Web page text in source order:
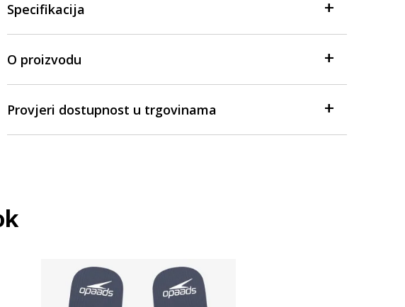
Specifikacija
O proizvodu
Provjeri dostupnost u trgovinama